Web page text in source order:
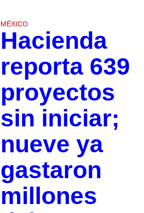
MÉXICO
Hacienda
reporta 639
proyectos
sin iniciar;
nueve ya
gastaron
millones